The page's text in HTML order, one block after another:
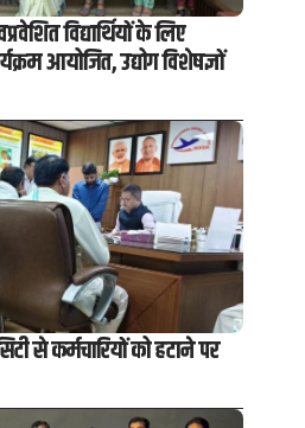
विद्यार्थियों के लिए
आयोजित, उद्योग विशेषज्ञों
से कर्मचारियों को हटाने पर